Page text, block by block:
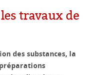
travaux de
des substances, la
préparations